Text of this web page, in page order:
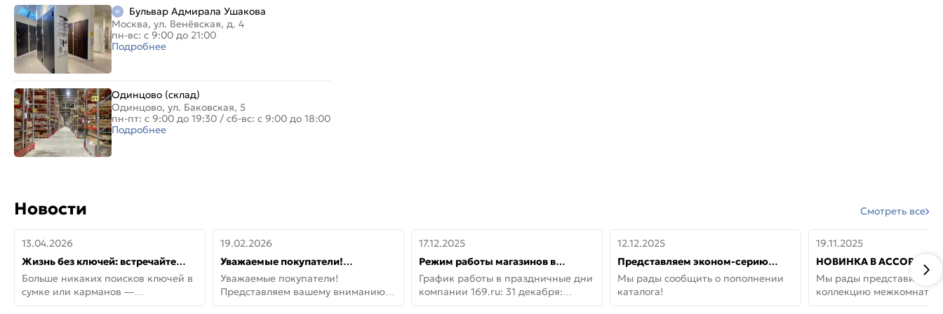
Бульвар Адмирала Ушакова
Москва, ул. Венёвская, д. 4
пн-вс: с 9:00 до 21:00
Подробнее
Одинцово (склад)
Одинцово, ул. Баковская, 5
пн-пт: с 9:00 до 19:30 / сб-вс: с 9:00 до 18:00
Подробнее
Новости Смотреть все
13.04.2026
Жизнь без ключей: встречайте
новую дверь СИТИ ИНТЕГРА
АйКью!
Больше никаких поисков ключей в
сумке или карманов —
представляем СИТИ ИНТЕГРА
19.02.2026
Уважаемые покупатели!
Представляем вашему вниманию
новинки от Armadillo!
Уважаемые покупатели!
Представляем вашему вниманию
новинки от Armadillo! Новая
17.12.2025
Режим работы магазинов в
праздничные дни с 31 декабря по
11 января
График работы в праздничные дни
компании 169.ru: 31 декабря:
Заказы, самовывоз и доставки —
12.12.2025
Представляем эконом-серию
дверей от бренда Portika, где цена
не значит «просто»
Мы рады сообщить о пополнении
каталога!
19.11.2025
НОВИНКА В
ДВЕРИ GLOSSMAT —
НЕОКЛАССИКА И УЮТ
Мы рады представить
коллекцию
GlossMat